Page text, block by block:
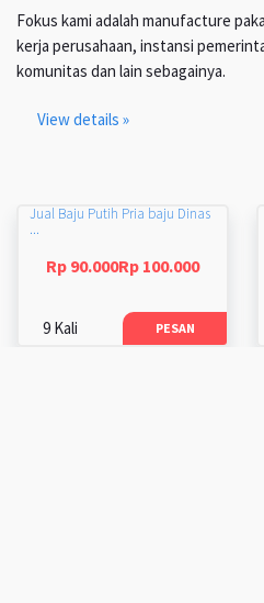
Fokus kami adalah manufacture
kerja perusahaan, instansi
komunitas dan lain sebagainya.
View details »
Jual Baju Putih Pria baju Dinas
...
Rp 90.000Rp 100.000
9 Kali PESAN